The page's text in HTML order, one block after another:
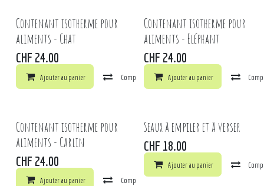
Contenant isotherme pour
aliments - Chat
CHF 24.00
Ajouter au panier Comparer Ajouter à la liste de souhaits
Contenant isotherme pour
aliments - Eléphant
CHF 24.00
Ajouter au panier
Contenant isotherme pour
aliments - Carlin
CHF 24.00
Ajouter au panier Comparer
Seaux à empiler et à verser
CHF 18.00
Ajouter au panier